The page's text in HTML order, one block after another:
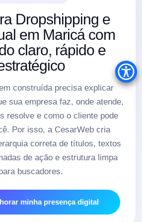
Dropshipping e
em Maricá com
claro, rápido e
construída precisa explicar
sua empresa faz, onde atende,
resolve e como o cliente pode
Por isso, a CesarWeb cria
correta de títulos, textos
de ação e estrutura limpa
buscadores.
minha presença digital